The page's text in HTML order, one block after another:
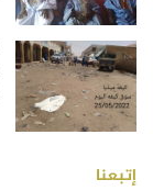
إتبعنا